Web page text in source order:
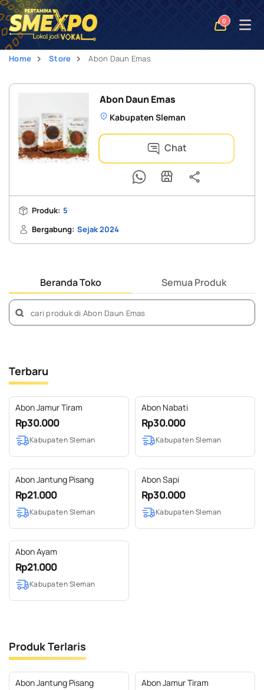
0
Open
Home Store Abon Daun Emas
Abon Daun Emas
Kabupaten Sleman
Chat
Produk: 5
Bergabung: Sejak 2024
Beranda Toko Semua Produk
Terbaru
Abon Jamur Tiram
Rp30.000
Kabupaten Sleman
Abon Nabati
Rp30.000
Kabupaten Sleman
Abon Jantung Pisang
Rp21.000
Kabupaten Sleman
Abon Sapi
Rp30.000
Kabupaten Sleman
Abon Ayam
Rp21.000
Kabupaten Sleman
Produk Terlaris
Abon Jantung Pisang Abon Jamur Tiram